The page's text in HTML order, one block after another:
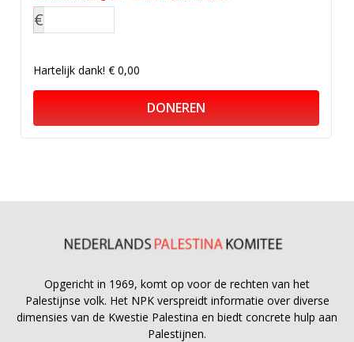
€
Hartelijk dank!€ 0,00
DONEREN
Opgericht in 1969, komt op voor de rechten van het
Palestijnse volk. Het NPK verspreidt informatie over diverse
dimensies van de Kwestie Palestina en biedt concrete hulp aan
Palestijnen.